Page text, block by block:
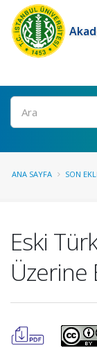
Ara
ANA SAYFA SON
Eski
Üzerine